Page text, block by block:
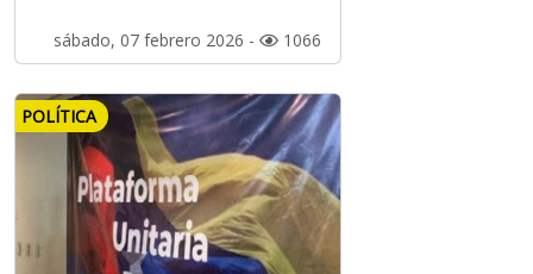
sábado, 07 febrero 2026 - 1066
POLÍTICA